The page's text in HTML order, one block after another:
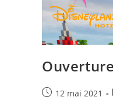
Publication
12 mai 2021